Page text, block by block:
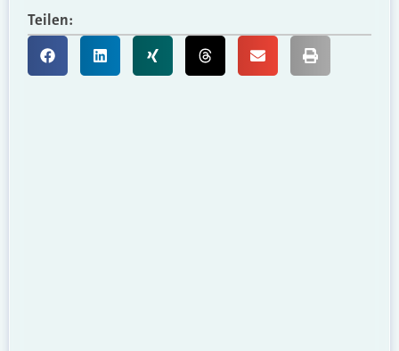
Teilen: